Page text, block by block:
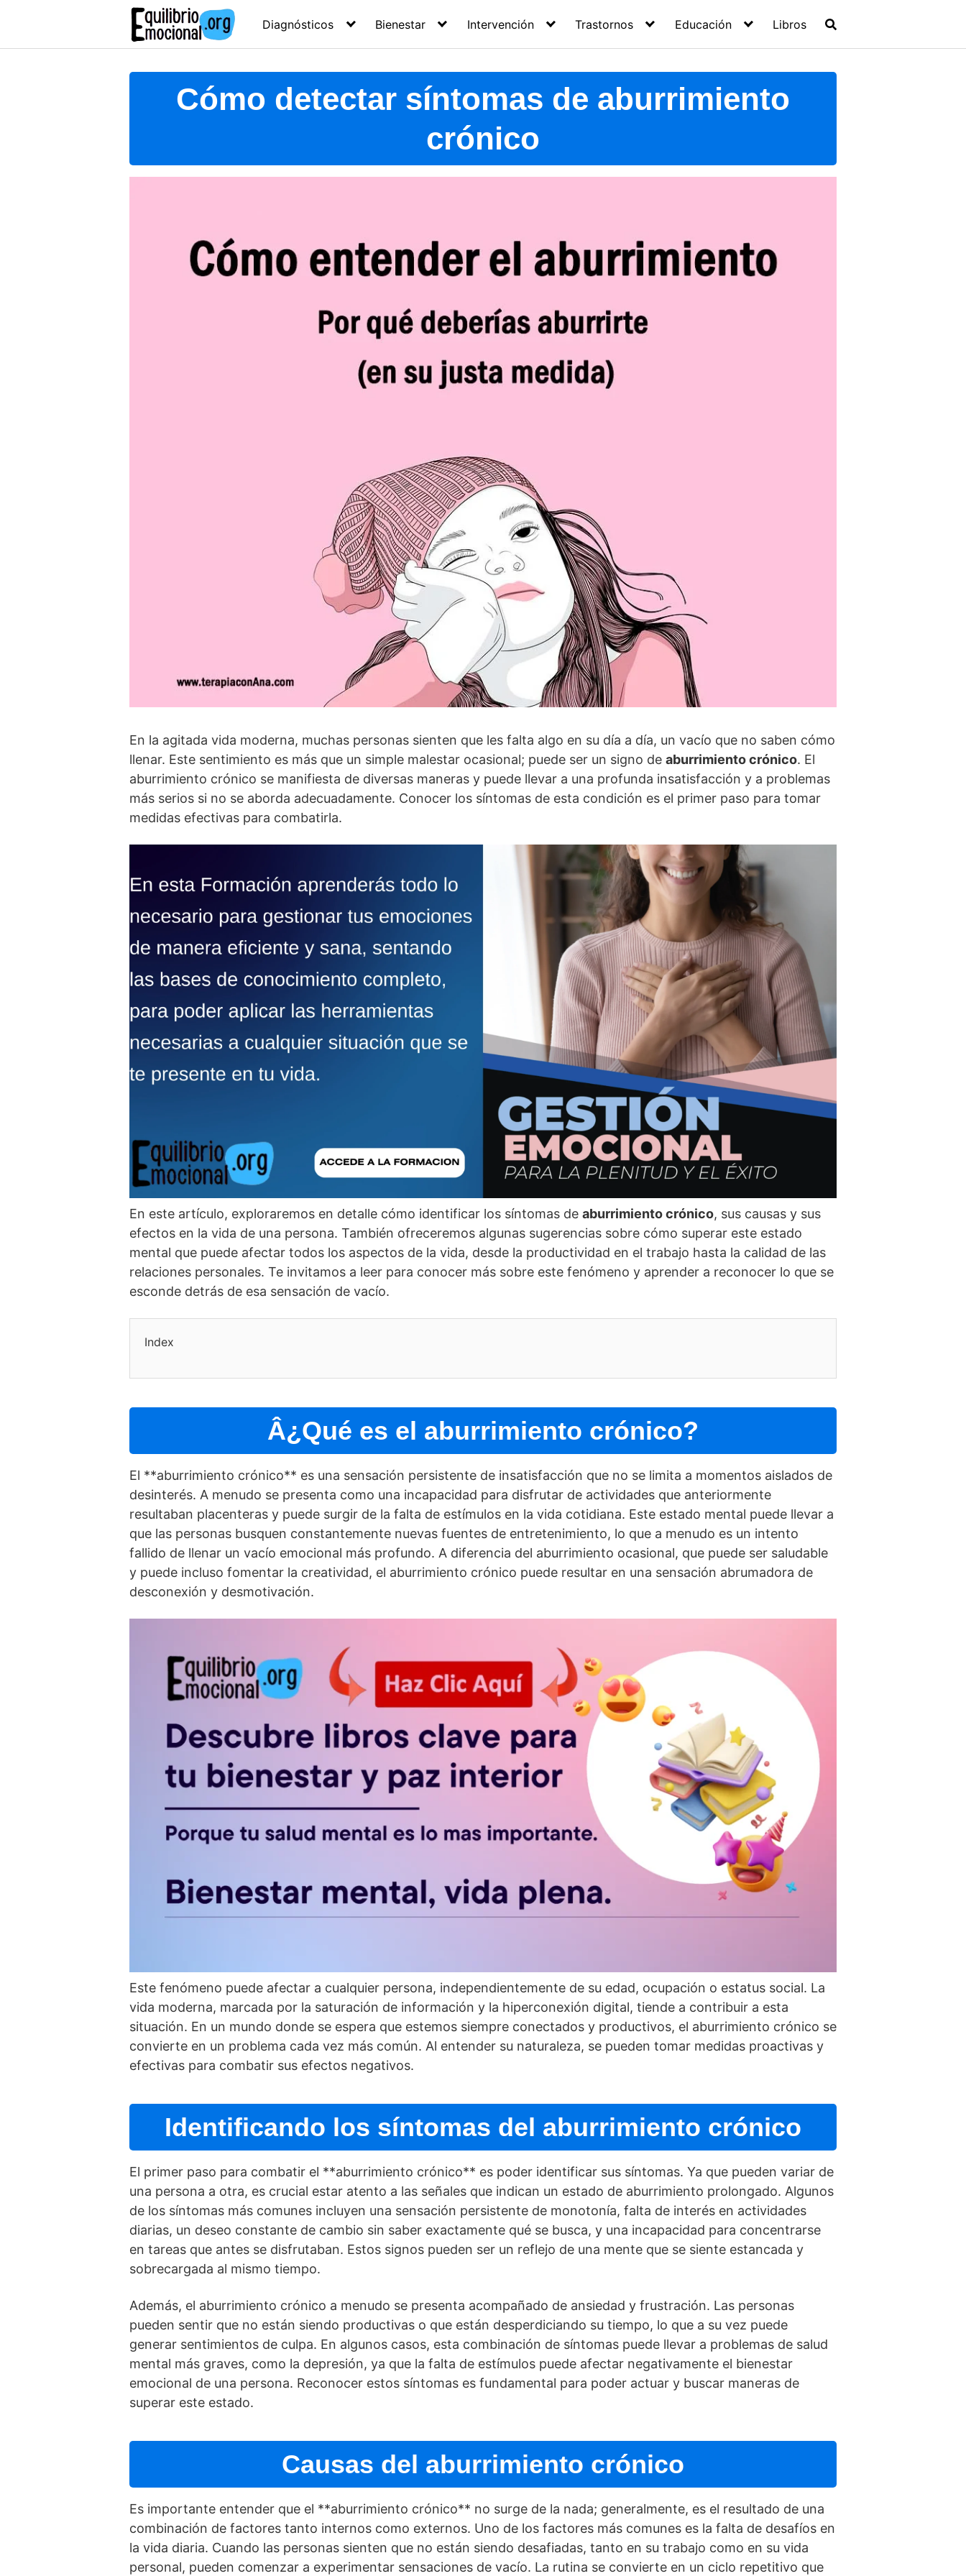
Diagnósticos Bienestar Intervención Trastornos Educación Libros
Cómo detectar sí­ntomas de aburrimiento
crónico
En la agitada vida moderna, muchas personas sienten que les falta algo en su dí­a a dí­a, un vací­o que no saben cómo
llenar. Este sentimiento es más que un simple malestar ocasional; puede ser un signo de aburrimiento crónico. El
aburrimiento crónico se manifiesta de diversas maneras y puede llevar a una profunda insatisfacción y a problemas
más serios si no se aborda adecuadamente. Conocer los sí­ntomas de esta condición es el primer paso para tomar
medidas efectivas para combatirla.
En este artí­culo, exploraremos en detalle cómo identificar los sí­ntomas de aburrimiento crónico, sus causas y sus
efectos en la vida de una persona. También ofreceremos algunas sugerencias sobre cómo superar este estado
mental que puede afectar todos los aspectos de la vida, desde la productividad en el trabajo hasta la calidad de las
relaciones personales. Te invitamos a leer para conocer más sobre este fenómeno y aprender a reconocer lo que se
esconde detrás de esa sensación de vací­o.
Index
Â¿Qué es el aburrimiento crónico?
El **aburrimiento crónico** es una sensación persistente de insatisfacción que no se limita a momentos aislados de
desinterés. A menudo se presenta como una incapacidad para disfrutar de actividades que anteriormente
resultaban placenteras y puede surgir de la falta de estí­mulos en la vida cotidiana. Este estado mental puede llevar a
que las personas busquen constantemente nuevas fuentes de entretenimiento, lo que a menudo es un intento
fallido de llenar un vací­o emocional más profundo. A diferencia del aburrimiento ocasional, que puede ser saludable
y puede incluso fomentar la creatividad, el aburrimiento crónico puede resultar en una sensación abrumadora de
desconexión y desmotivación.
Este fenómeno puede afectar a cualquier persona, independientemente de su edad, ocupación o estatus social. La
vida moderna, marcada por la saturación de información y la hiperconexión digital, tiende a contribuir a esta
situación. En un mundo donde se espera que estemos siempre conectados y productivos, el aburrimiento crónico se
convierte en un problema cada vez más común. Al entender su naturaleza, se pueden tomar medidas proactivas y
efectivas para combatir sus efectos negativos.
Identificando los sí­ntomas del aburrimiento crónico
El primer paso para combatir el **aburrimiento crónico** es poder identificar sus sí­ntomas. Ya que pueden variar de
una persona a otra, es crucial estar atento a las señales que indican un estado de aburrimiento prolongado. Algunos
de los sí­ntomas más comunes incluyen una sensación persistente de monotoní­a, falta de interés en actividades
diarias, un deseo constante de cambio sin saber exactamente qué se busca, y una incapacidad para concentrarse
en tareas que antes se disfrutaban. Estos signos pueden ser un reflejo de una mente que se siente estancada y
sobrecargada al mismo tiempo.
Además, el aburrimiento crónico a menudo se presenta acompañado de ansiedad y frustración. Las personas
pueden sentir que no están siendo productivas o que están desperdiciando su tiempo, lo que a su vez puede
generar sentimientos de culpa. En algunos casos, esta combinación de sí­ntomas puede llevar a problemas de salud
mental más graves, como la depresión, ya que la falta de estí­mulos puede afectar negativamente el bienestar
emocional de una persona. Reconocer estos sí­ntomas es fundamental para poder actuar y buscar maneras de
superar este estado.
Causas del aburrimiento crónico
Es importante entender que el **aburrimiento crónico** no surge de la nada; generalmente, es el resultado de una
combinación de factores tanto internos como externos. Uno de los factores más comunes es la falta de desafí­os en
la vida diaria. Cuando las personas sienten que no están siendo desafiadas, tanto en su trabajo como en su vida
personal, pueden comenzar a experimentar sensaciones de vací­o. La rutina se convierte en un ciclo repetitivo que